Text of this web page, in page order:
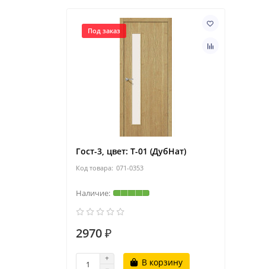
Под заказ
Гост-3, цвет: Т-01 (ДубНат)
071-0353
2970 ₽
В корзину